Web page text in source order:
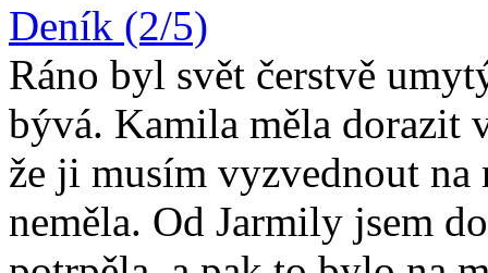
Deník (2/5)
Ráno byl svět čerstvě
bývá. Kamila měla dorazit
že ji musím vyzvednout na
neměla. Od Jarmily jsem